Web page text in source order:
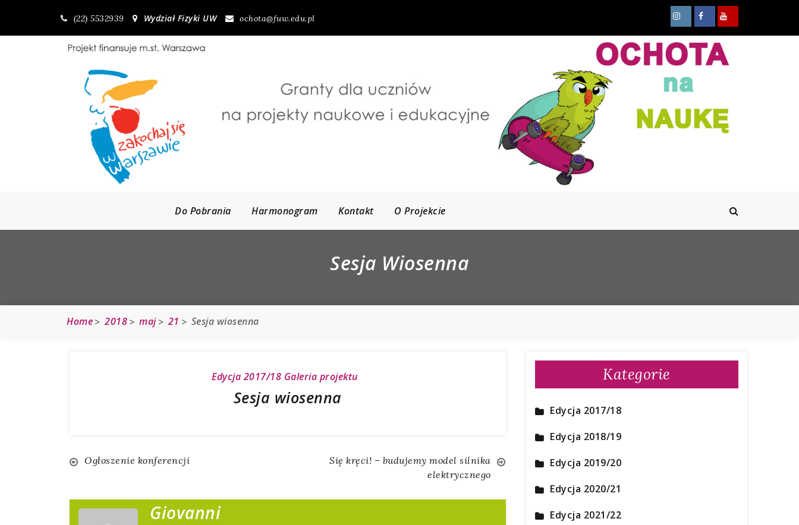
content
(22) 5532939 Wydział Fizyki UW ochota@fuw.edu.pl
Do Pobrania Harmonogram Kontakt O Projekcie
Sesja Wiosenna
Home 2018 maj 21 Sesja wiosenna
Edycja 2017/18 Galeria projektu
Sesja wiosenna
Nawigacja
wpisu
Ogłoszenie konferencji
Się kręci! – budujemy model silnika
elektrycznego
Giovanni
Kategorie
Edycja 2017/18
Edycja 2018/19
Edycja 2019/20
Edycja 2020/21
Edycja 2021/22